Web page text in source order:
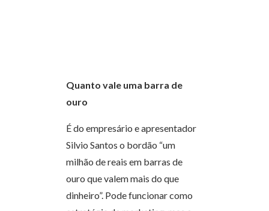
Quanto vale uma barra de
ouro
É do empresário e apresentador
Silvio Santos o bordão “um
milhão de reais em barras de
ouro que valem mais do que
dinheiro”. Pode funcionar como